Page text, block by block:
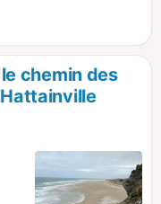
sur des
une classique des
clubs de randonnées
dans les dunes
chemin des